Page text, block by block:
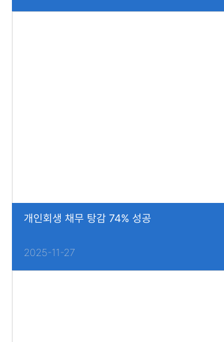
개인회생 채무 탕감 74% 성공
2025-11-27